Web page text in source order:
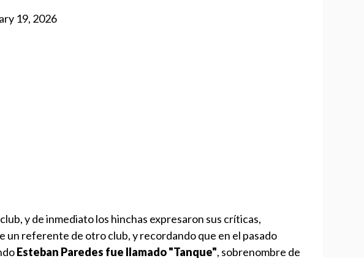
19, 2026
y de inmediato los hinchas expresaron sus críticas,
un referente de otro club, y recordando que en el pasado
Esteban Paredes fue llamado "Tanque", sobrenombre de